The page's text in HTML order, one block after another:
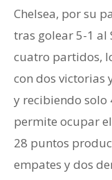
Chelsea, por su
tras golear 5-1 al
cuatro partidos,
con dos victorias
y recibiendo solo
permite ocupar
28 puntos
empates y dos